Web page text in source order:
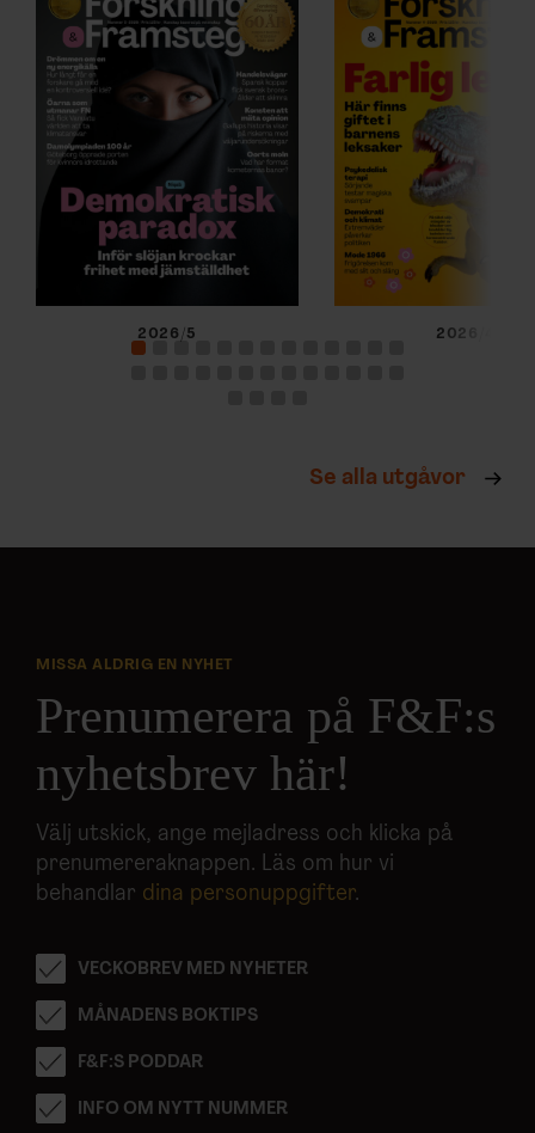
2026/5 2026/4
Se alla utgåvor
MISSA ALDRIG EN NYHET
Prenumerera på F&F:s
nyhetsbrev här!
Välj utskick, ange mejladress och klicka på
prenumereraknappen. Läs om hur vi
behandlar dina personuppgifter.
VECKOBREV MED NYHETER
MÅNADENS BOKTIPS
F&F:S PODDAR
INFO OM NYTT NUMMER